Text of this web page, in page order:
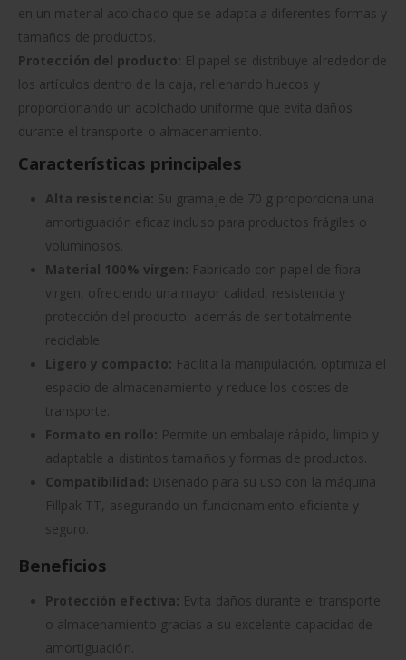
en un material acolchado que se adapta a diferentes formas y
tamaños de productos.
Protección del producto: El papel se distribuye alrededor de
los artículos dentro de la caja, rellenando huecos y
proporcionando un acolchado uniforme que evita daños
durante el transporte o almacenamiento.
Características principales
Alta resistencia: Su gramaje de 70 g proporciona una
amortiguación eficaz incluso para productos frágiles o
voluminosos.
Material 100% virgen: Fabricado con papel de fibra
virgen, ofreciendo una mayor calidad, resistencia y
protección del producto, además de ser totalmente
reciclable.
Ligero y compacto: Facilita la manipulación, optimiza el
espacio de almacenamiento y reduce los costes de
transporte.
Formato en rollo: Permite un embalaje rápido, limpio y
adaptable a distintos tamaños y formas de productos.
Compatibilidad: Diseñado para su uso con la máquina
Fillpak TT, asegurando un funcionamiento eficiente y
seguro.
Beneficios
Protección efectiva: Evita daños durante el transporte
o almacenamiento gracias a su excelente capacidad de
amortiguación.